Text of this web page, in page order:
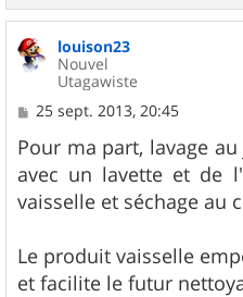
louison23
Nouvel
Utagawiste
M
s
s
a
g
e
25 sept. 2013, 20:45
Pour ma part, lavage
avec un lavette et de
vaisselle et séchage au
Le produit vaisselle
et facilite le futur